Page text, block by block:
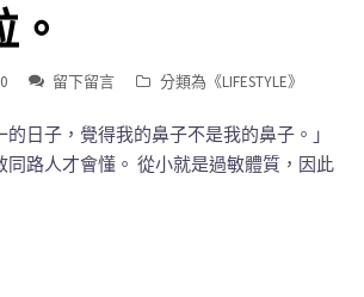
留下留言 分類為《LIFESTYLE》
的日子，覺得我的鼻子不是我的鼻子。」
同路人才會懂。 從小就是過敏體質，因此